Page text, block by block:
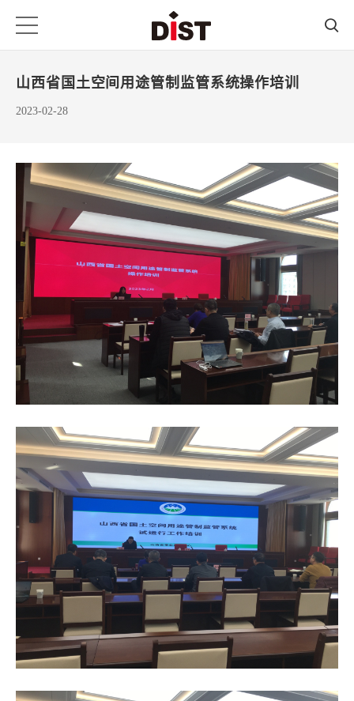
山西省国土空间用途管制监管系统操作培训
2023-02-28